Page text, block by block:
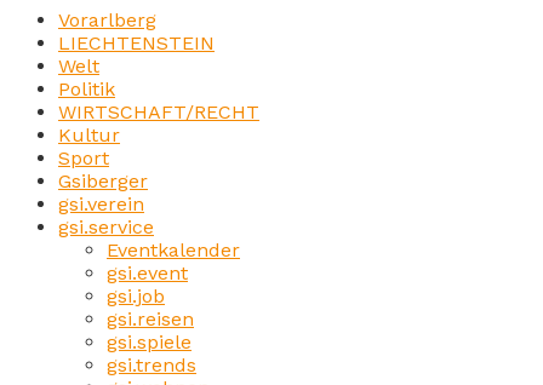
Vorarlberg
LIECHTENSTEIN
Welt
Politik
WIRTSCHAFT/RECHT
Kultur
Sport
Gsiberger
gsi.verein
gsi.service
Eventkalender
gsi.event
gsi.job
gsi.reisen
gsi.spiele
gsi.trends